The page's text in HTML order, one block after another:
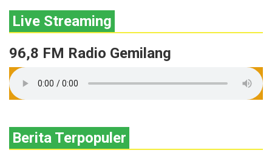
Live Streaming
96,8 FM Radio Gemilang
Berita Terpopuler